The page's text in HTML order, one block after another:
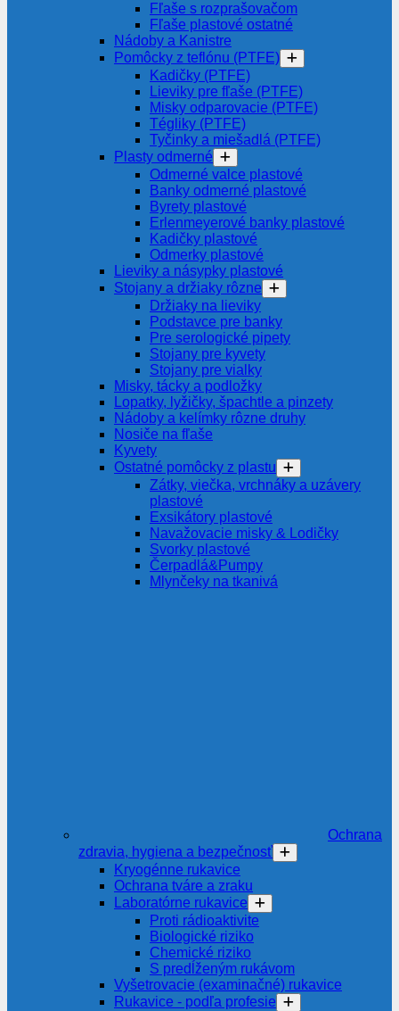
Fľaše s rozprašovačom
Fľaše plastové ostatné
Nádoby a Kanistre
Pomôcky z teflónu (PTFE)
Kadičky (PTFE)
Lieviky pre fľaše (PTFE)
Misky odparovacie (PTFE)
Tégliky (PTFE)
Tyčinky a miešadlá (PTFE)
Plasty odmerné
Odmerné valce plastové
Banky odmerné plastové
Byrety plastové
Erlenmeyerové banky plastové
Kadičky plastové
Odmerky plastové
Lieviky a násypky plastové
Stojany a držiaky rôzne
Držiaky na lieviky
Podstavce pre banky
Pre serologické pipety
Stojany pre kyvety
Stojany pre vialky
Misky, tácky a podložky
Lopatky, lyžičky, špachtle a pinzety
Nádoby a kelímky rôzne druhy
Nosiče na fľaše
Kyvety
Ostatné pomôcky z plastu
Zátky, viečka, vrchnáky a uzávery
plastové
Exsikátory plastové
Navažovacie misky & Lodičky
Svorky plastové
Čerpadlá&Pumpy
Mlynčeky na tkanivá
Ochrana
zdravia, hygiena a bezpečnosť
Kryogénne rukavice
Ochrana tváre a zraku
Laboratórne rukavice
Proti rádioaktivite
Biologické riziko
Chemické riziko
S predĺženým rukávom
Vyšetrovacie (examinačné) rukavice
Rukavice - podľa profesie